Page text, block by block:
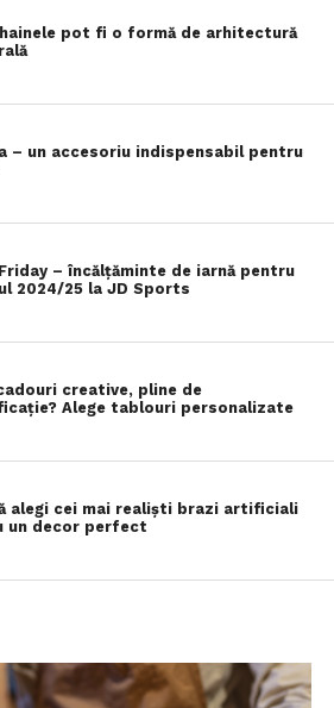
hainele pot fi o formă de arhitectură
– un accesoriu indispensabil pentru
– încălțăminte de iarnă pentru
2024/25 la JD Sports
creative, pline de
Alege tablouri personalizate
alegi cei mai realiști brazi artificiali
un decor perfect